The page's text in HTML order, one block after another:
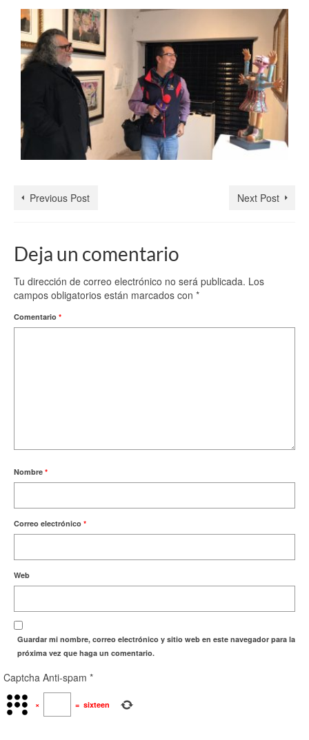
Previous Post Next Post
Deja un comentario
Tu dirección de correo electrónico no será publicada. Los
campos obligatorios están marcados con *
Comentario *
Nombre *
Correo electrónico *
Web
Guardar mi nombre, correo electrónico y sitio web en este navegador para la
próxima vez que haga un comentario.
Captcha Anti-spam *
× = sixteen